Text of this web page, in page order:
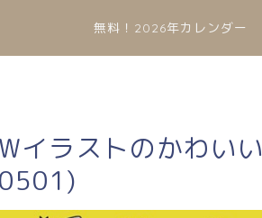
無料！2026年カレンダー
イラストのかわいい